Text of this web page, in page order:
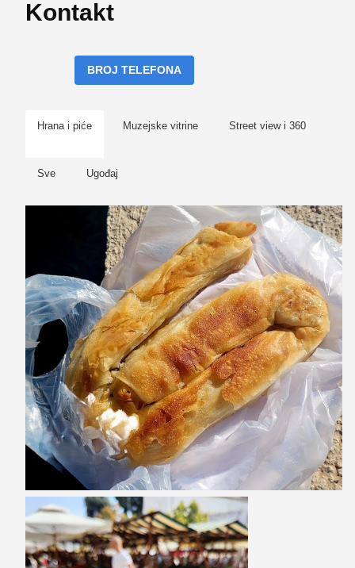
Kontakt
BROJ TELEFONA
Hrana i piće Muzejske vitrine Street view i 360
Sve Ugođaj